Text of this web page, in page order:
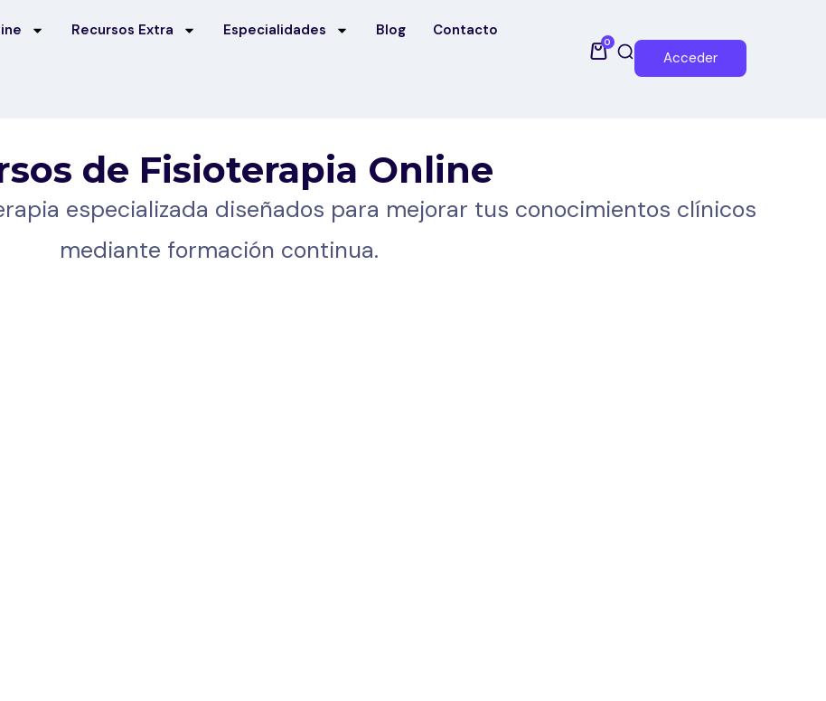
Recursos Extra Especialidades Blog Contacto
0
Acceder
de Fisioterapia Online
especializada diseñados para mejorar tus conocimientos clínicos
mediante formación continua.